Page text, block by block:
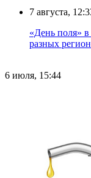
7 августа,
«День поля» в
разных
6 июля, 15:44